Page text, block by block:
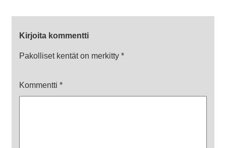
Kirjoita kommentti
Pakolliset kentät on merkitty *
Kommentti *